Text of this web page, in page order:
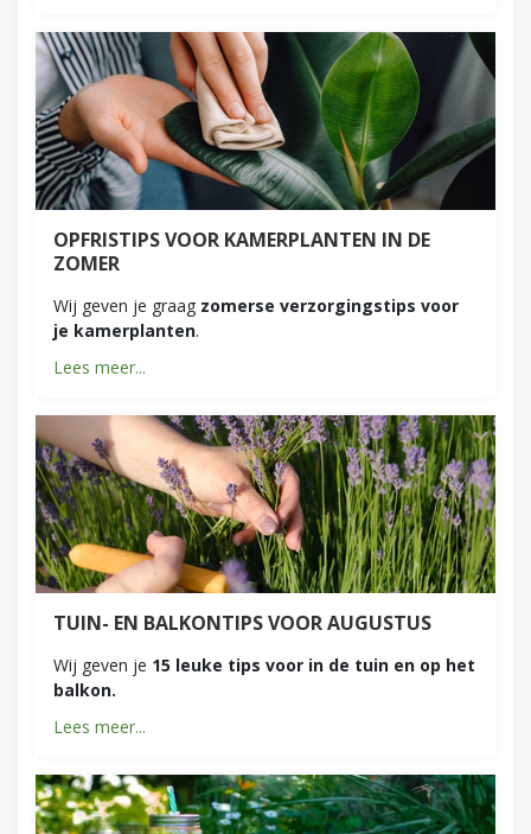
OPFRISTIPS VOOR KAMERPLANTEN IN DE
ZOMER
Wij geven je graag zomerse verzorgingstips voor
je kamerplanten.
Lees meer...
TUIN- EN BALKONTIPS VOOR AUGUSTUS
Wij geven je 15 leuke tips voor in de tuin en op het
balkon.
Lees meer...